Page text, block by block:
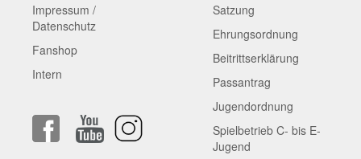
Impressum /
Datenschutz
Fanshop
Intern
Satzung
Ehrungsordnung
Beitrittserklärung
Passantrag
Jugendordnung
Spielbetrieb C- bis E-
Jugend